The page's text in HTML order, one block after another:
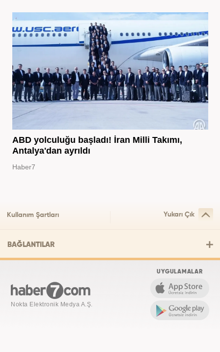
ABD yolculuğu başladı! İran Milli Takımı,
Antalya'dan ayrıldı
Haber7
Kullanım Şartları Yukarı Çık
BAĞLANTILAR
Nokta Elektronik Medya A.Ş.
UYGULAMALAR